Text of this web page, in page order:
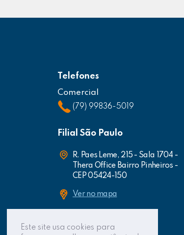
Este site usa cookies para
Telefones
Comercial
(79) 99836-5019
Filial São Paulo
R. Paes Leme, 215 - Sala 1704 -
Thera Office Bairro Pinheiros -
CEP 05424-150
Ver no mapa